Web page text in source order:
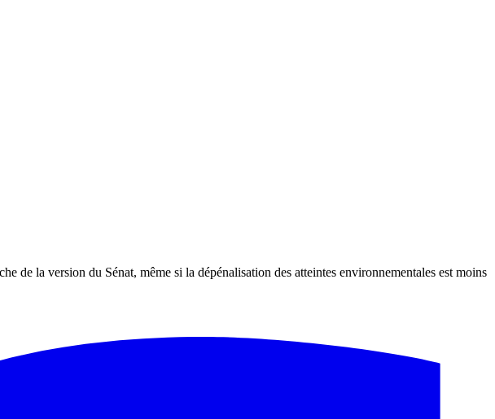
de la version du Sénat, même si la dépénalisation des atteintes environnementales est moins